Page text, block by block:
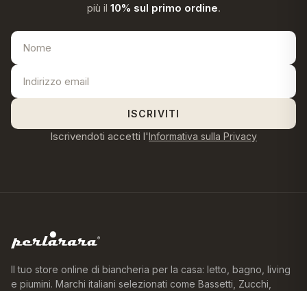
più il 10% sul primo ordine.
ISCRIVITI
Iscrivendoti accetti l'Informativa sulla Privacy
Il tuo store online di biancheria per la casa: letto, bagno, living
e piumini. Marchi italiani selezionati come Bassetti, Zucchi,